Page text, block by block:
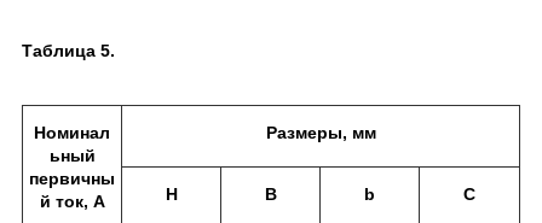
Таблица 5.
Номинал
ьный
первичны
й ток, А
Размеры, мм
H B b C